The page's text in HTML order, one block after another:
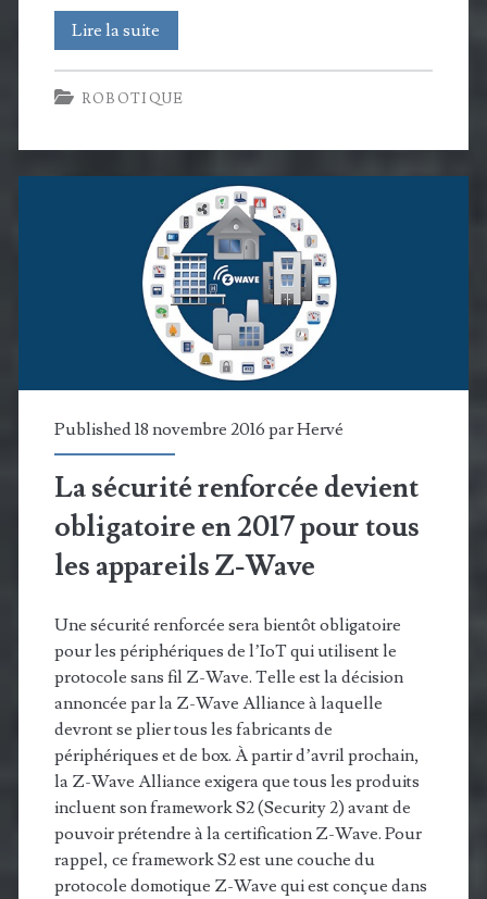
Lire la suite
Robotic
Unit:
première
livraison
commerciale
par
drone
ROBOTIQUE
Published 18 novembre 2016 parHervé
La sécurité renforcée devient
obligatoire en 2017 pour tous
les appareils Z-Wave
Une sécurité renforcée sera bientôt obligatoire
pour les périphériques de l’IoT qui utilisent le
protocole sans fil Z-Wave. Telle est la décision
annoncée par la Z-Wave Alliance à laquelle
devront se plier tous les fabricants de
périphériques et de box. À partir d’avril prochain,
la Z-Wave Alliance exigera que tous les produits
incluent son framework S2 (Security 2) avant de
pouvoir prétendre à la certification Z-Wave. Pour
rappel, ce framework S2 est une couche du
protocole domotique Z-Wave qui est conçue dans